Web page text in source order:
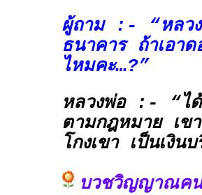
ผู้ถาม :- “หลวง
ธนาคาร ถ้าเอา
ไหมคะ…?”
หลวงพ่อ :- “ได้
ตามกฎหมาย เข
โกงเขา เป็นเงิ
บวชวิญญาณค